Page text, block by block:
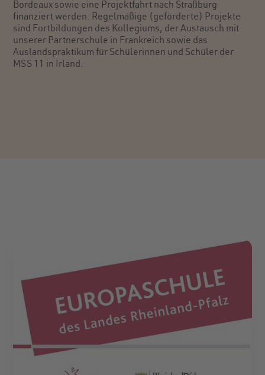
Bordeaux sowie eine Projektfahrt nach Straßburg
finanziert werden. Regelmäßige (geförderte) Projekte
sind Fortbildungen des Kollegiums, der Austausch mit
unserer Partnerschule in Frankreich sowie das
Auslandspraktikum für Schülerinnen und Schüler der
MSS 11 in Irland.